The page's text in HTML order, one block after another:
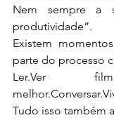
Nem sempre a
produtividade”.
Existem
parte do processo
Ler.Ver
Tudo isso também